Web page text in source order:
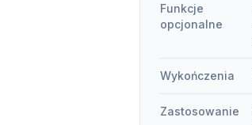
Funkcje
opcjonalne
Wykończenia
Zastosowanie